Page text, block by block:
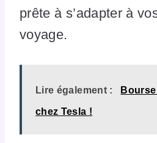
prête à s’adapter à
voyage.
Lire également :
chez Tesla !